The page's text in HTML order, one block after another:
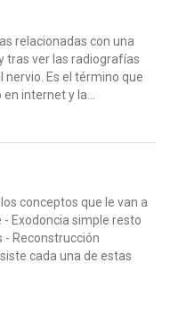
relacionadas con una
tras ver las radiografías
Es el término que
internet y la...
conceptos que le van a
Exodoncia simple resto
- Reconstrucción
cada una de estas